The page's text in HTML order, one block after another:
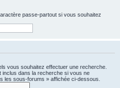
passe-partout si vous souhaitez
vous souhaitez effectuer une recherche.
inclus dans la recherche si vous ne
les sous-forums » affichée ci-dessous.